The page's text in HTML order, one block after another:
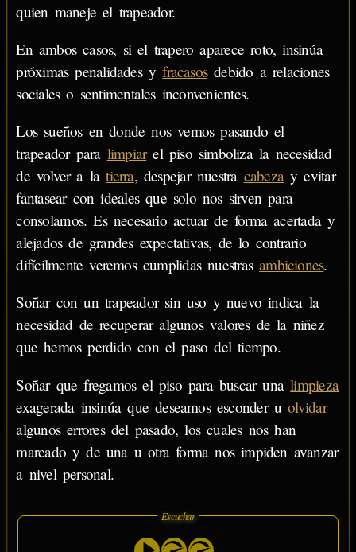
quien maneje el trapeador.
En ambos casos, si el trapero aparece roto, insinúa
próximas penalidades yfracasosdebido a relaciones
sociales o sentimentales inconvenientes.
Los sueños en donde nos vemos pasando el
trapeador para limpiarel piso simboliza la necesidad
de volver a latierra, despejar nuestra cabezay evitar
fantasear con ideales que solo nos sirven para
consolarnos. Es necesario actuar de forma acertada y
alejados de grandes expectativas, de lo contrario
difícilmente veremos cumplidas nuestrasambiciones.
Soñar con un trapeador sin uso y nuevo indica la
necesidad de recuperar algunos valores de la niñez
que hemos perdido con el paso del tiempo.
Soñar que fregamos el piso para buscar unalimpieza
exagerada insinúa que deseamos esconder uolvidar
algunos errores del pasado, los cuales nos han
marcado y de una u otra forma nos impiden avanzar
a nivel personal.
Escuchar